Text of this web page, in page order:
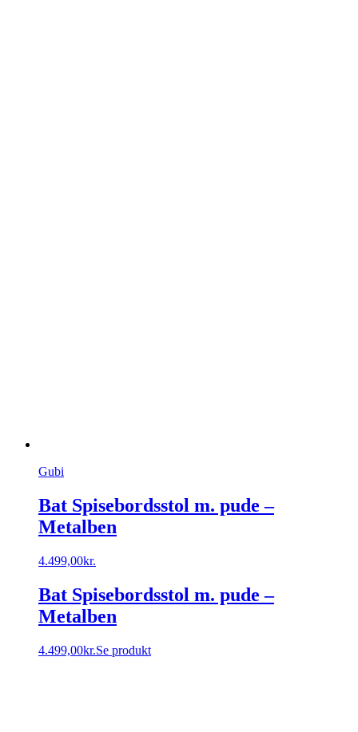
Gubi
Bat Spisebordsstol m. pude –
Metalben
4.499,00kr.
Bat Spisebordsstol m. pude –
Metalben
4.499,00kr.Se produkt